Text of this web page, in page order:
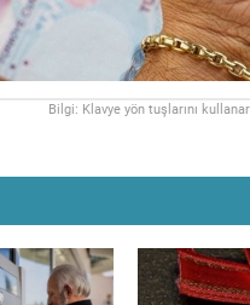
Bilgi: Klavye yön tuşlarını